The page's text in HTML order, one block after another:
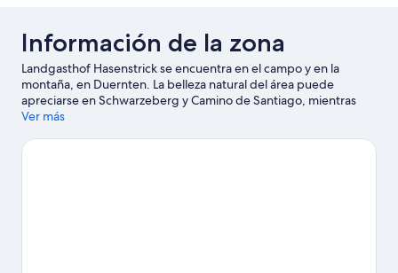
Información de la zona
Landgasthof Hasenstrick se encuentra en el campo y en la
montaña, en Duernten. La belleza natural del área puede
apreciarse en Schwarzeberg y Camino de Santiago, mientras
que KMM Kulturzentrum y Museo Municipal de Rapperswil-
pierdas Jardín botánico de Gruningen y Museo de Dinosaurios
Ver más